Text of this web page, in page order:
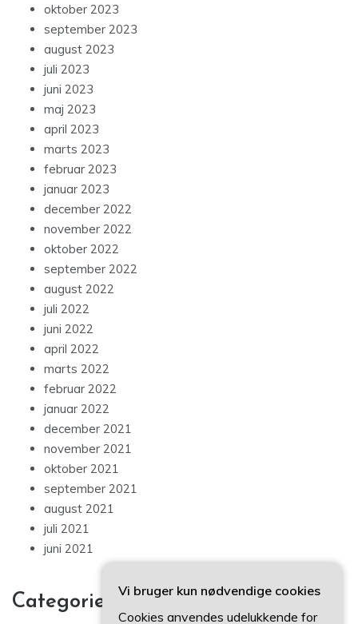
oktober 2023
september 2023
august 2023
juli 2023
juni 2023
maj 2023
april 2023
marts 2023
februar 2023
januar 2023
december 2022
november 2022
oktober 2022
september 2022
august 2022
juli 2022
juni 2022
april 2022
marts 2022
februar 2022
januar 2022
december 2021
november 2021
oktober 2021
september 2021
august 2021
juli 2021
juni 2021
Categories
Vi bruger kun nødvendige cookies
Cookies anvendes udelukkende for